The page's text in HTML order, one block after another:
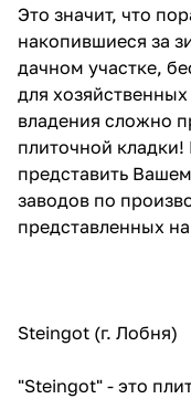
Это значит, что
накопившиеся за
дачном участке,
для
владения сложно
плиточной
представить
заводов по
представленных
Steingot (г. Лобня)
"Steingot" - это